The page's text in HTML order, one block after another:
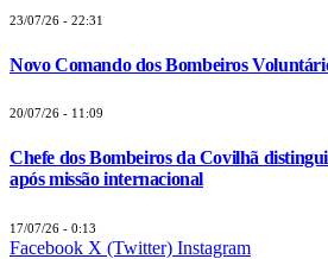
23/07/26 - 22:31
Novo Comando dos Bombeiros
20/07/26 - 11:09
Chefe dos Bombeiros da Covilhã
após missão internacional
17/07/26 - 0:13
Facebook X (Twitter) Instagram